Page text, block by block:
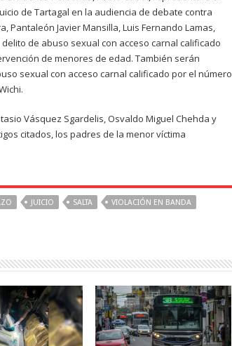
de Tartagal en la audiencia de debate contra
Pantaleón Javier Mansilla, Luis Fernando Lamas,
de abuso sexual con acceso carnal calificado
de menores de edad. También serán
sexual con acceso carnal calificado por el número
Vásquez Sgardelis, Osvaldo Miguel Chehda y
citados, los padres de la menor víctima
JUICIO SALTA
VIOLACIÓN EN BANDA